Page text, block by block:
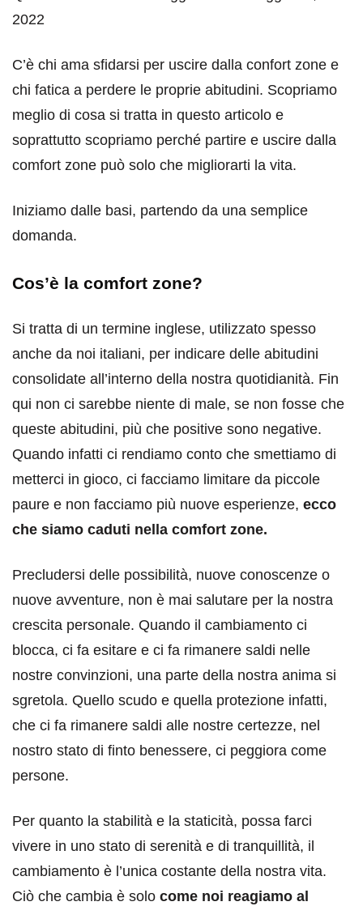
2022
C’è chi ama sfidarsi per uscire dalla confort zone e
chi fatica a perdere le proprie abitudini. Scopriamo
meglio di cosa si tratta in questo articolo e
soprattutto scopriamo perché partire e uscire dalla
comfort zone può solo che migliorarti la vita.
Iniziamo dalle basi, partendo da una semplice
domanda.
Cos’è la comfort zone?
Si tratta di un termine inglese, utilizzato spesso
anche da noi italiani, per indicare delle abitudini
consolidate all’interno della nostra quotidianità. Fin
qui non ci sarebbe niente di male, se non fosse che
queste abitudini, più che positive sono negative.
Quando infatti ci rendiamo conto che smettiamo di
metterci in gioco, ci facciamo limitare da piccole
paure e non facciamo più nuove esperienze, ecco
che siamo caduti nella comfort zone.
Precludersi delle possibilità, nuove conoscenze o
nuove avventure, non è mai salutare per la nostra
crescita personale. Quando il cambiamento ci
blocca, ci fa esitare e ci fa rimanere saldi nelle
nostre convinzioni, una parte della nostra anima si
sgretola. Quello scudo e quella protezione infatti,
che ci fa rimanere saldi alle nostre certezze, nel
nostro stato di finto benessere, ci peggiora come
persone.
Per quanto la stabilità e la staticità, possa farci
vivere in uno stato di serenità e di tranquillità, il
cambiamento è l’unica costante della nostra vita.
Ciò che cambia è solo come noi reagiamo al